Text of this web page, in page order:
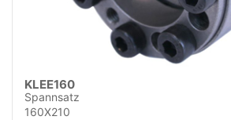
KLEE160
Spannsatz
160X210